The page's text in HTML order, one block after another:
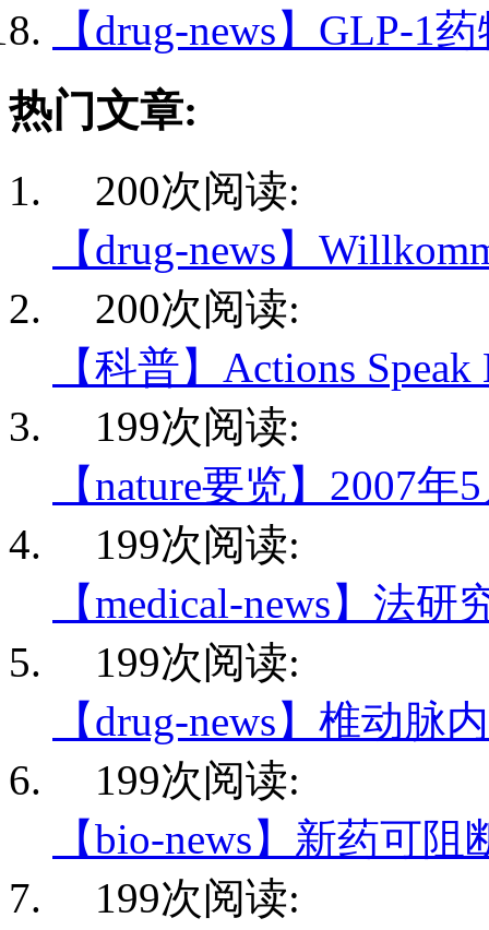
【drug-news】GLP-1
热门文章:
200次阅读:
【drug-news】
200次阅读:
【科普】Actions Speak
199次阅读:
【nature要览】2007年
199次阅读:
【medical-news】法研
199次阅读:
【drug-news】椎动脉
199次阅读:
【bio-news】新药可阻
199次阅读: